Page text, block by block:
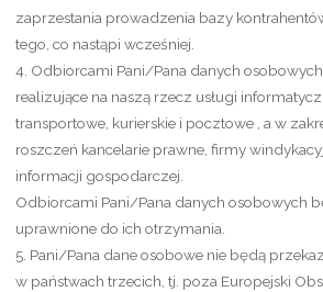
zaprzestania prowadzenia bazy
tego, co nastąpi wcześniej.
4. Odbiorcami Pani/Pana danych
realizujące na naszą rzecz usługi
transportowe, kurierskie i pocztowe , a w
roszczeń kancelarie prawne, firmy
informacji gospodarczej.
Odbiorcami Pani/Pana danych osobowych
uprawnione do ich otrzymania.
5. Pani/Pana dane osobowe nie będą
w państwach trzecich, tj. poza Europejski